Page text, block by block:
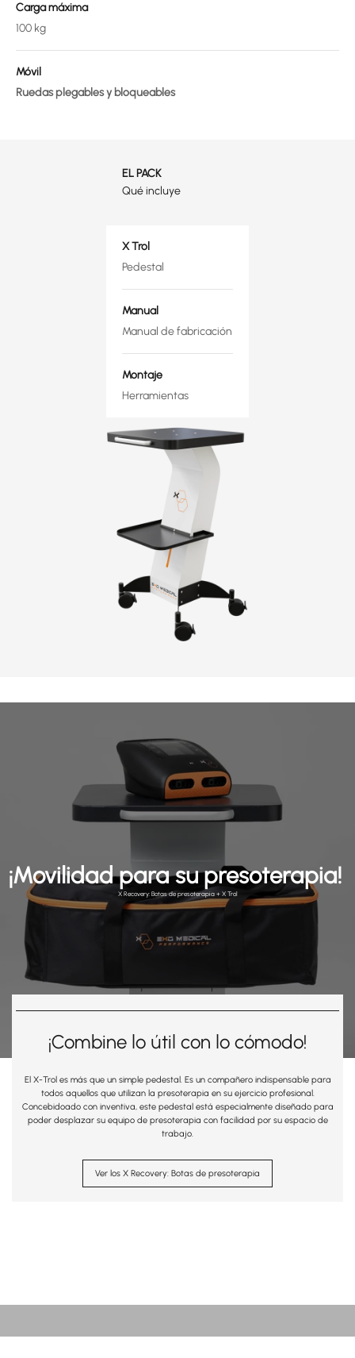
Carga máxima
100 kg
Móvil
Ruedas plegables y bloqueables
EL PACK
Qué incluye
X Trol
Pedestal
Manual
Manual de fabricación
Montaje
Herramientas
¡Movilidad para su presoterapia!
X Recovery: Botas de presoterapia + X Trol
¡Combine lo útil con lo cómodo!
El X-Trol es más que un simple pedestal. Es un compañero indispensable para
todos aquellos que utilizan la presoterapia en su ejercicio profesional.
Concebidoado con inventiva, este pedestal está especialmente diseñado para
poder desplazar su equipo de presoterapia con facilidad por su espacio de
trabajo.
Ver los X Recovery: Botas de presoterapia
MANEJABLE, SÓLIDO Y PRÁCTICO